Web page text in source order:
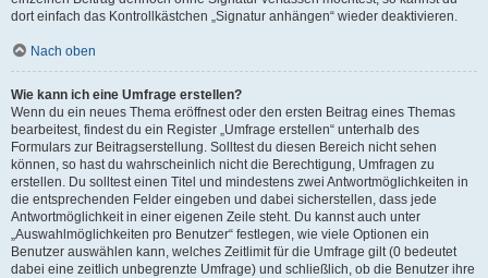
dort einfach das Kontrollkästchen „Signatur anhängen“ wieder deaktivieren.
Nach oben
Wie kann ich eine Umfrage erstellen?
Wenn du ein neues Thema eröffnest oder den ersten Beitrag eines Themas
bearbeitest, findest du ein Register „Umfrage erstellen“ unterhalb des
Formulars zur Beitragserstellung. Solltest du diesen Bereich nicht sehen
können, so hast du wahrscheinlich nicht die Berechtigung, Umfragen zu
erstellen. Du solltest einen Titel und mindestens zwei Antwortmöglichkeiten in
die entsprechenden Felder eingeben und dabei sicherstellen, dass jede
Antwortmöglichkeit in einer eigenen Zeile steht. Du kannst auch unter
„Auswahlmöglichkeiten pro Benutzer“ festlegen, wie viele Optionen ein
Benutzer auswählen kann, welches Zeitlimit für die Umfrage gilt (0 bedeutet
dabei eine zeitlich unbegrenzte Umfrage) und schließlich, ob die Benutzer ihre